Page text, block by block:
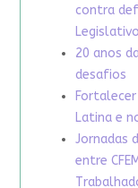
contra
Legislativo
20 anos
desafios
Latina e
Jornadas
entre